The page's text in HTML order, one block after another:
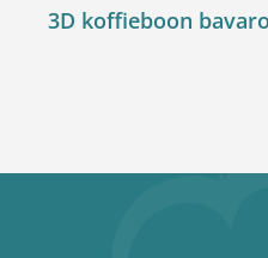
3D koffieboon